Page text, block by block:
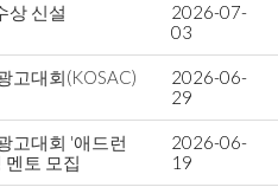
상 신설
2026-07-
03
고대회(KOSAC)
2026-06-
29
고대회 '애드런
멘토 모집
2026-06-
19